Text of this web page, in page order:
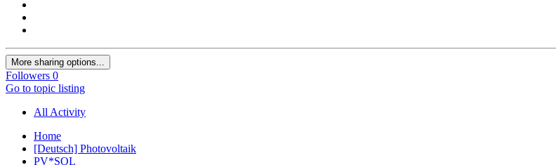
More sharing options...
Followers 0
Go to topic listing
All Activity
Home
[Deutsch] Photovoltaik
PV*SOL